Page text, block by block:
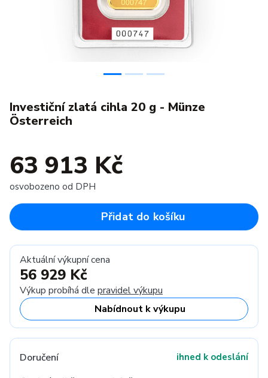
Investiční zlatá cihla 20 g - Münze
Österreich
63 913 Kč
osvobozeno od DPH
Přidat do košíku
Aktuální výkupní cena
56 929 Kč
Výkup probíhá dle pravidel výkupu
Nabídnout k výkupu
Doručení ihned k odeslání